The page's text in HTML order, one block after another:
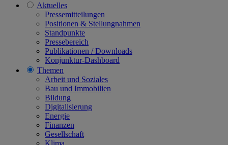
Aktuelles
Pressemitteilungen
Positionen & Stellungnahmen
Standpunkte
Pressebereich
Publikationen / Downloads
Konjunktur-Dashboard
Themen
Arbeit und Soziales
Bau und Immobilien
Bildung
Digitalisierung
Energie
Finanzen
Gesellschaft
Klima